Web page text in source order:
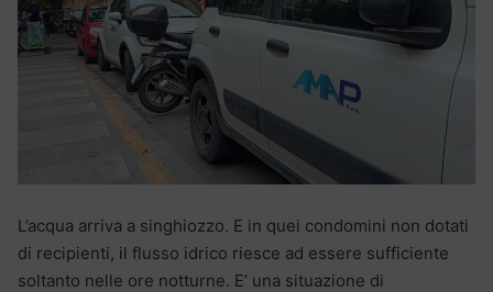
L’acqua arriva a singhiozzo. E in quei condomini non dotati
di recipienti, il flusso idrico riesce ad essere sufficiente
soltanto nelle ore notturne. E’ una situazione di